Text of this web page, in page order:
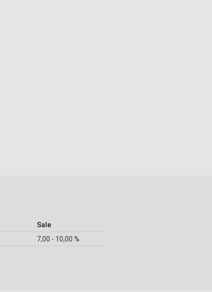
Sale
7,00 - 10,00 %